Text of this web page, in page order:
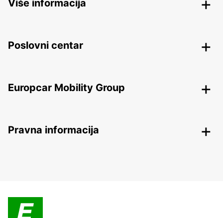
Više informacija
Poslovni centar
Europcar Mobility Group
Pravna informacija